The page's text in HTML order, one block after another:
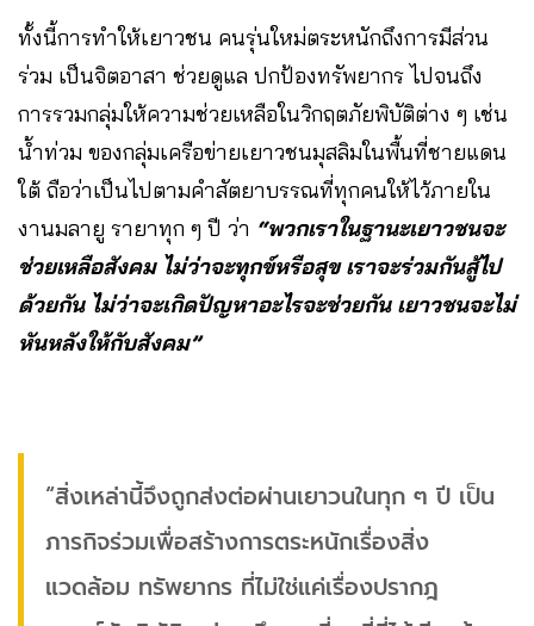
ทั้งนี้การทำให้เยาวชน คนรุ่นใหม่ตระหนักถึงการมีส่วน
ร่วม เป็นจิตอาสา ช่วยดูแล ปกป้องทรัพยากร ไปจนถึง
การรวมกลุ่มให้ความช่วยเหลือในวิกฤตภัยพิบัติต่าง ๆ เช่น
น้ำท่วม ของกลุ่มเครือข่ายเยาวชนมุสลิมในพื้นที่ชายแดน
ใต้ ถือว่าเป็นไปตามคำสัตยาบรรณที่ทุกคนให้ไว้ภายใน
งานมลายู รายาทุก ๆ ปี ว่า “พวกเราในฐานะเยาวชนจะ
ช่วยเหลือสังคม ไม่ว่าจะทุกข์หรือสุข เราจะร่วมกันสู้ไป
ด้วยกัน ไม่ว่าจะเกิดปัญหาอะไรจะช่วยกัน เยาวชนจะไม่
หันหลังให้กับสังคม”
“สิ่งเหล่านี้จึงถูกส่งต่อผ่านเยาวนในทุก ๆ ปี เป็น
ภารกิจร่วมเพื่อสร้างการตระหนักเรื่องสิ่ง
แวดล้อม ทรัพยากร ที่ไม่ใช่แค่เรื่องปรากฎ